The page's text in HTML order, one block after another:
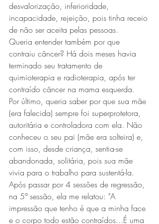
desvalorização, inferioridade,
incapacidade, rejeição, pois tinha receio
de não ser aceita pelas pessoas.
Queria entender também por que
contraiu câncer? Há dois meses havia
terminado seu tratamento de
quimioterapia e radioterapia, após ter
contraído câncer na mama esquerda.
Por último, queria saber por que sua mãe
(era falecida) sempre foi superprotetora,
autoritária e controladora com ela. Não
conheceu o seu pai (mãe era solteira) e,
com isso, desde criança, sentia-se
abandonada, solitária, pois sua mãe
vivia para o trabalho para sustentá-la.
Após passar por 4 sessões de regressão,
na 5ª sessão, ela me relatou: "A
impressão que tenho é que a minha face
e o corpo todo estão contraídos...É uma